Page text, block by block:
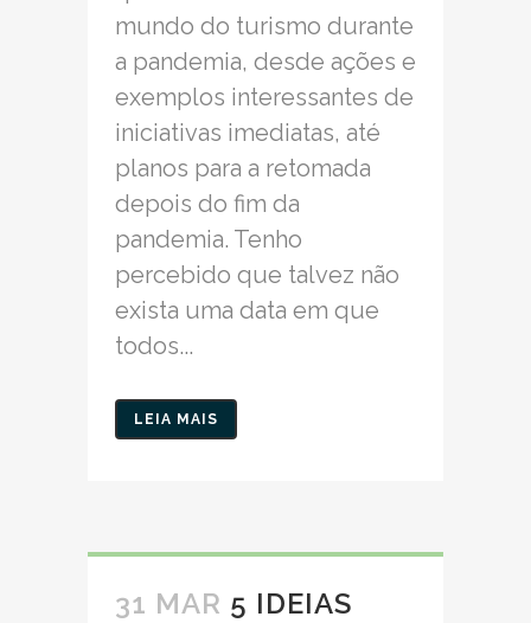
mundo do turismo durante
a pandemia, desde ações e
exemplos interessantes de
iniciativas imediatas, até
planos para a retomada
depois do fim da
pandemia. Tenho
percebido que talvez não
exista uma data em que
todos...
LEIA MAIS
31 MAR 5 IDEIAS